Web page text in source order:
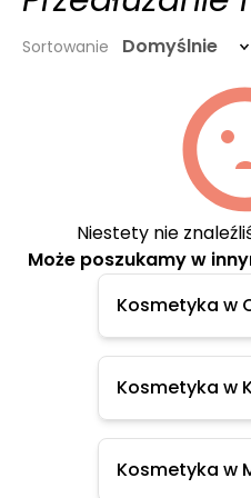
Sortowanie Domyślnie
Niestety nie
Może poszukamy w
Kosmetyka w
Kosmetyka w
Kosmetyka w